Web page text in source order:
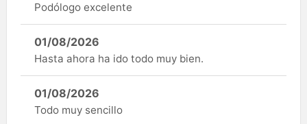
Podólogo excelente
01/08/2026
Hasta ahora ha ido todo muy bien.
01/08/2026
Todo muy sencillo